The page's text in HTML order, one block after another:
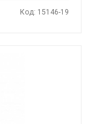
Код: 15146-19